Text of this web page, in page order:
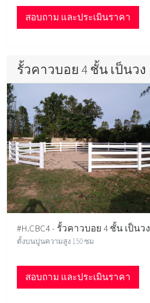
สอบถาม และประเมินราคา
รั้วคาวบอย 4 ชั้น เป็นวง
#H.CBC4 - รั้วคาวบอย 4 ชั้น เป็นวง
ตั้งบนปูนความสูง 150 ซม
สอบถาม และประเมินราคา